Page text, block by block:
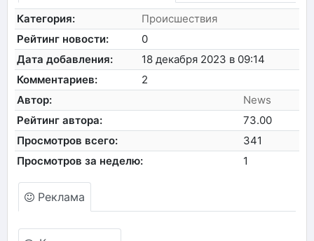
Категория:
Происшествия
Рейтинг новости:
0
Дата добавления:
18 декабря 2023 в 09:14
Комментариев:
2
Автор:
News
Рейтинг автора:
73.00
Просмотров всего:
341
Просмотров за неделю:
1
Реклама